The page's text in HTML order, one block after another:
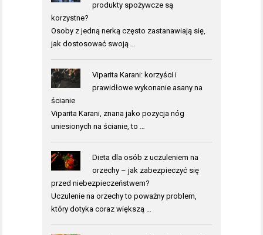
produkty spożywcze są
korzystne?
Osoby z jedną nerką często zastanawiają się,
jak dostosować swoją …
Viparita Karani: korzyści i
prawidłowe wykonanie asany na
ścianie
Viparita Karani, znana jako pozycja nóg
uniesionych na ścianie, to …
Dieta dla osób z uczuleniem na
orzechy – jak zabezpieczyć się
przed niebezpieczeństwem?
Uczulenie na orzechy to poważny problem,
który dotyka coraz większą …